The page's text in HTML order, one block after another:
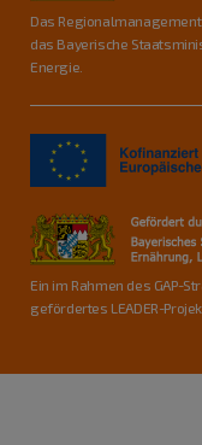
Das
das Bayerische
Energie.
Ein im Rahmen des GAP-
gefördertes LEADER-